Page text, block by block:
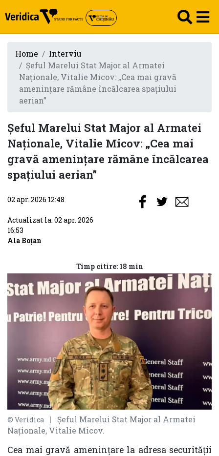
Home
Interviu
Șeful Marelui Stat Major al Armatei
Naționale, Vitalie Micov: „Cea mai gravă
amenințare rămâne încălcarea spațiului
aerian”
Șeful Marelui Stat Major al Armatei
Naționale, Vitalie Micov: „Cea mai
gravă amenințare rămâne încălcarea
spațiului aerian”
© Veridica
| Șeful Marelui Stat Major al Armatei
Naționale, Vitalie Micov.
Cea mai gravă amenințare la adresa securității
02 apr. 2026 12:48
Actualizat la: 02 apr. 2026
16:53
Ala Boțan
Timp citire: 18 min